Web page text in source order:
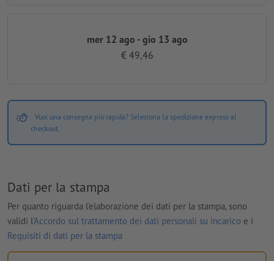
mer 12 ago - gio 13 ago
€ 49,46
Vuoi una consegna più rapida? Seleziona la spedizione express al
checkout.
Dati per la stampa
Per quanto riguarda l'elaborazione dei dati per la stampa, sono
validi l'Accordo sul trattamento dei dati personali su incarico e i
Requisiti di dati per la stampa